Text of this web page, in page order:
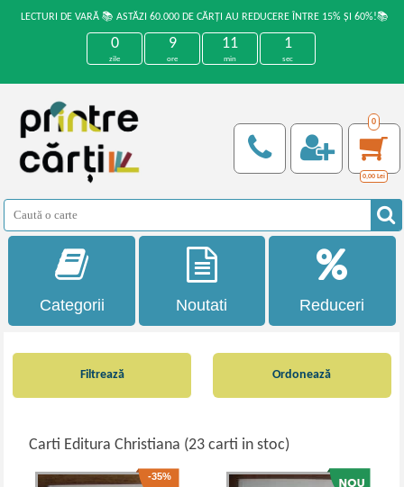
LECTURI DE VARĂ 📚 ASTĂZI 60.000 DE CĂRȚI AU REDUCERE ÎNTRE 15% ȘI 60%!📚
0
zile
9
ore
11
min
0
sec
0
0,00 Lei
Categorii Noutati Reduceri
Filtrează
Carti Editura Christiana (23 carti in stoc)
Ordonează
-35%